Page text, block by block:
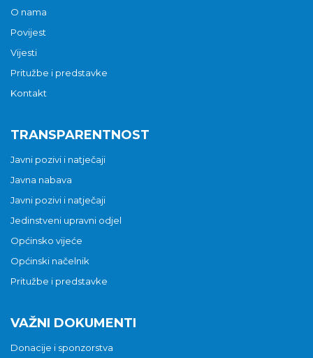
O nama
Povijest
Vijesti
Pritužbe i predstavke
Kontakt
TRANSPARENTNOST
Javni pozivi i natječaji
Javna nabava
Javni pozivi i natječaji
Jedinstveni upravni odjel
Općinsko vijeće
Općinski načelnik
Pritužbe i predstavke
VAŽNI DOKUMENTI
Donacije i sponzorstva